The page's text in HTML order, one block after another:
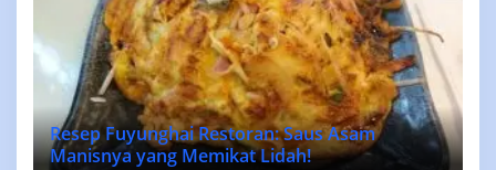
Resep Fuyunghai Restoran: Saus Asam
Manisnya yang Memikat Lidah!